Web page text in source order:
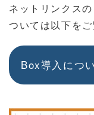
ネットリンクス
ついては以下をご
Box導入につ